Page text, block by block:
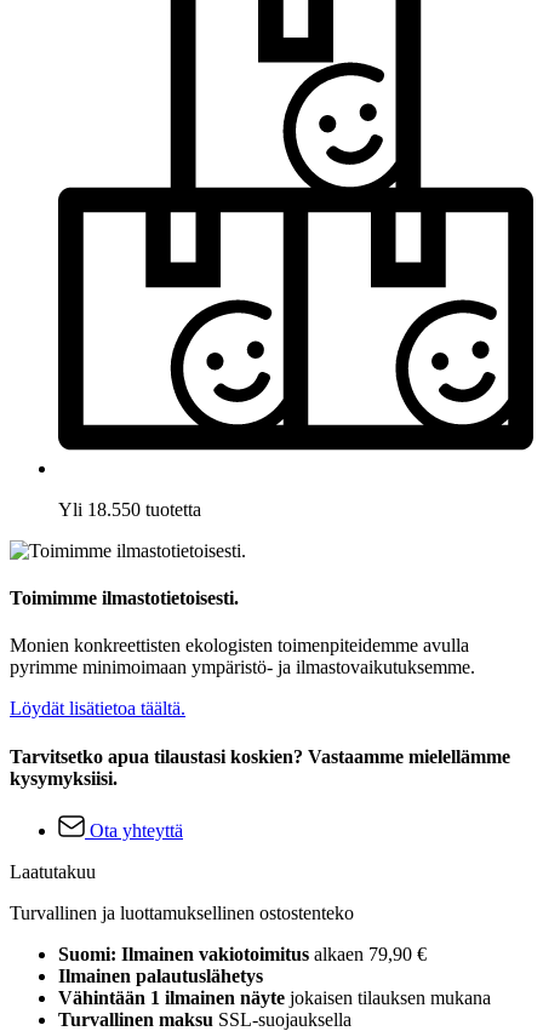
Yli 18.550 tuotetta
Toimimme ilmastotietoisesti.
Monien konkreettisten ekologisten toimenpiteidemme avulla
pyrimme minimoimaan ympäristö- ja ilmastovaikutuksemme.
Löydät lisätietoa täältä.
Tarvitsetko apua tilaustasi koskien? Vastaamme mielellämme
kysymyksiisi.
Ota yhteyttä
Laatutakuu
Turvallinen ja luottamuksellinen ostostenteko
Suomi: Ilmainen vakiotoimitus alkaen 79,90 €
Ilmainen palautuslähetys
Vähintään 1 ilmainen näyte jokaisen tilauksen mukana
Turvallinen maksu SSL-suojauksella